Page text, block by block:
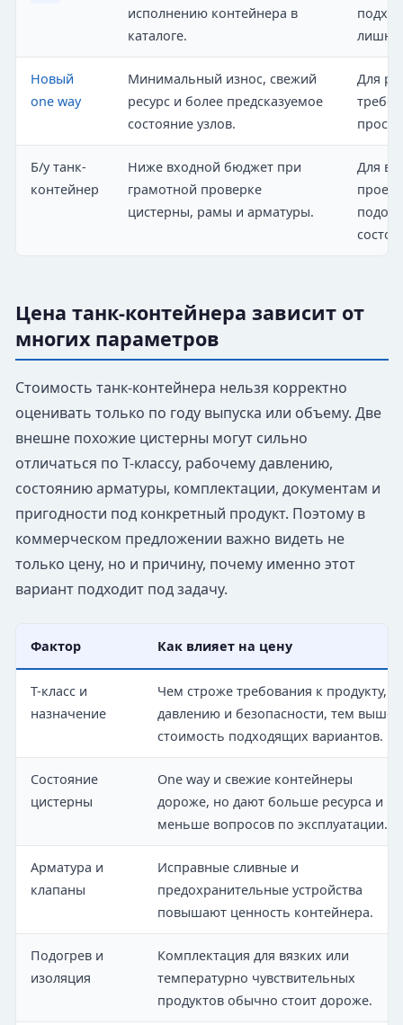
исполнению контейнера в
каталоге.
Новый
one way
Минимальный износ, свежий
ресурс и более предсказуемое
состояние узлов.
Для
Б/у танк-
контейнер
Ниже входной бюджет при
грамотной проверке
цистерны, рамы и арматуры.
Для
Цена танк-контейнера зависит от
многих параметров
Стоимость танк-контейнера нельзя корректно
оценивать только по году выпуска или объему. Две
внешне похожие цистерны могут сильно
отличаться по T-классу, рабочему давлению,
состоянию арматуры, комплектации, документам и
пригодности под конкретный продукт. Поэтому в
коммерческом предложении важно видеть не
только цену, но и причину, почему именно этот
вариант подходит под задачу.
Фактор Как влияет на цену
T-класс и
назначение
Чем строже требования к продукту,
давлению и безопасности, тем выше
стоимость подходящих вариантов.
Состояние
цистерны
One way и свежие контейнеры
дороже, но дают больше ресурса и
меньше вопросов по эксплуатации.
Арматура и
клапаны
Исправные сливные и
предохранительные устройства
повышают ценность контейнера.
Подогрев и
изоляция
Комплектация для вязких или
температурно чувствительных
продуктов обычно стоит дороже.